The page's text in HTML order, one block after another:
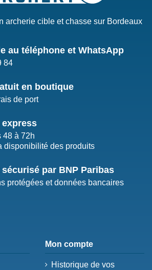
archerie cible et chasse sur Bordeaux
au téléphone et WhatsApp
84
en boutique
de port
48 à 72h
disponibilité des produits
sécurisé par BNP Paribas
protégées et données bancaires
Mon compte
Historique de vos